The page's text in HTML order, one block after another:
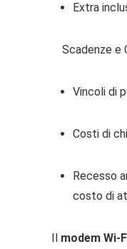
Extra
Scadenze e
Vincoli di
Costi di
Recesso
costo di
modem Wi-